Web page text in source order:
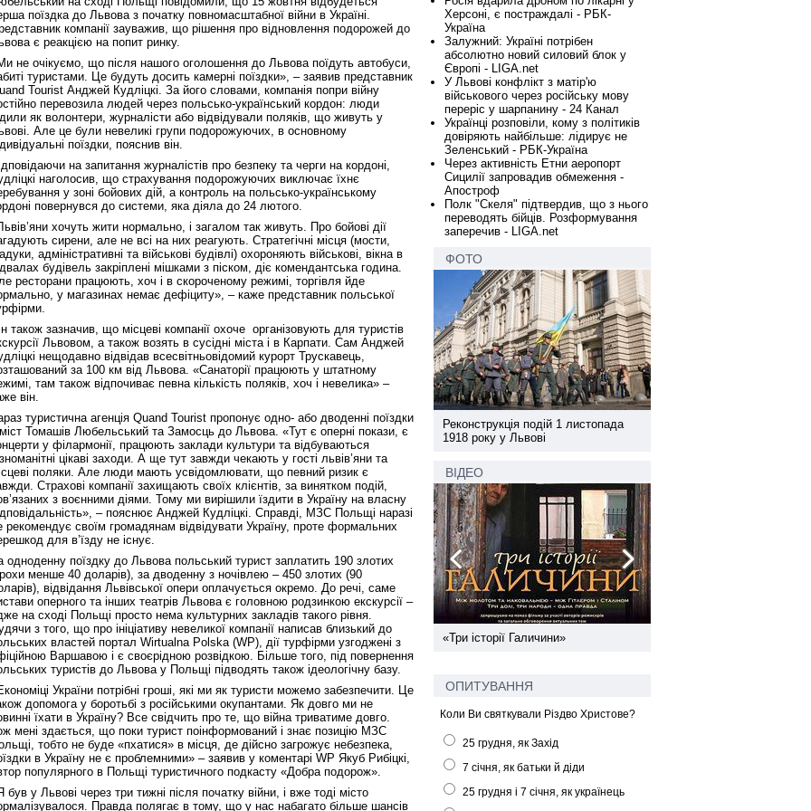
поїздка до Львова з початку повномасштабної війни в Україні.
компанії зауважив, що рішення про відновлення подорожей до
є реакцією на попит ринку.
не очікуємо, що після нашого оголошення до Львова поїдуть автобуси,
туристами. Це будуть досить камерні поїздки», – заявив представник
Tourist Анджей Кудліцкі. За його словами, компанія попри війну
перевозила людей через польсько-український кордон: люди
як волонтери, журналісти або відвідували поляків, що живуть у
Але це були невеликі групи подорожуючих, в основному
поїздки, пояснив він.
на запитання журналістів про безпеку та черги на кордоні,
наголосив, що страхування подорожуючих виключає їхнє
у зоні бойових дій, а контроль на польсько-українському
повернувся до системи, яка діяла до 24 лютого.
хочуть жити нормально, і загалом так живуть. Про бойові дії
сирени, але не всі на них реагують. Стратегічні місця (мости,
адміністративні та військові будівлі) охороняють військові, вікна в
будівель закріплені мішками з піском, діє комендантська година.
ресторани працюють, хоч і в скороченому режимі, торгівля йде
у магазинах немає дефіциту», – каже представник польської
також зазначив, що місцеві компанії охоче організовують для туристів
Львовом, а також возять в сусідні міста і в Карпати. Сам Анджей
нещодавно відвідав всесвітньовідомий курорт Трускавець,
за 100 км від Львова. «Санаторії працюють у штатному
там також відпочиває певна кількість поляків, хоч і невелика» –
він.
туристична агенція Quand Tourist пропонує одно- або дводенні поїздки
Томашів Любельський та Замосць до Львова. «Тут є оперні покази, є
у філармонії, працюють заклади культури та відбуваються
цікаві заходи. А ще тут завжди чекають у гості львів’яни та
поляки. Але люди мають усвідомлювати, що певний ризик є
Страхові компанії захищають своїх клієнтів, за винятком подій,
з воєнними діями. Тому ми вирішили їздити в Україну на власну
– пояснює Анджей Кудліцкі. Справді, МЗС Польщі наразі
рекомендує своїм громадянам відвідувати Україну, проте формальних
для в’їзду не існує.
одноденну поїздку до Львова польський турист заплатить 190 злотих
менше 40 доларів), за дводенну з ночівлею – 450 злотих (90
відвідання Львівської опери оплачується окремо. До речі, саме
оперного та інших театрів Львова є головною родзинкою екскурсії –
на сході Польщі просто нема культурних закладів такого рівня.
з того, що про ініціативу невеликої компанії написав близький до
властей портал Wirtualna Polska (WP), дії турфірми узгоджені з
Варшавою і є своєрідною розвідкою. Більше того, під повернення
туристів до Львова у Польщі підводять також ідеологічну базу.
України потрібні гроші, які ми як туристи можемо забезпечити. Це
допомога у боротьбі з російськими окупантами. Як довго ми не
їхати в Україну? Все свідчить про те, що війна триватиме довго.
мені здається, що поки турист поінформований і знає позицію МЗС
тобто не буде «пхатися» в місця, де дійсно загрожує небезпека,
в Україну не є проблемними» – заявив у коментарі WP Якуб Рибіцкі,
популярного в Польщі туристичного подкасту «Добра подорож».
був у Львові через три тижні після початку війни, і вже тоді місто
Правда полягає в тому, що у нас набагато більше шансів
Херсоні, є постраждалі - РБК-
Україна
Залужний: Україні потрібен
абсолютно новий силовий блок у
Європі - LIGA.net
У Львові конфлікт з матір'ю
військового через російську мову
переріс у шарпанину - 24 Канал
Українці розповіли, кому з політиків
довіряють найбільше: лідирує не
Зеленський - РБК-Україна
Через активність Етни аеропорт
Сицилії запровадив обмеження -
Апостроф
Полк "Скеля" підтвердив, що з нього
переводять бійців. Розформування
заперечив - LIGA.net
ФОТО
Реконструкція подій 1 листопада
1918 року у Львові
Реконструкція подій 1 листопада
1918 року у Львові
ВІДЕО
Спільний інформпростір Західної
України
«Три історії Галичини»
ОПИТУВАННЯ
Коли Ви святкували Різдво Христове?
25 грудня, як Захід
7 січня, як батьки й діди
25 грудня і 7 січня, як українець